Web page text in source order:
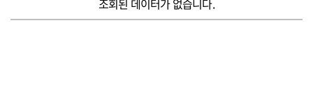
조회된 데이터가 없습니다.